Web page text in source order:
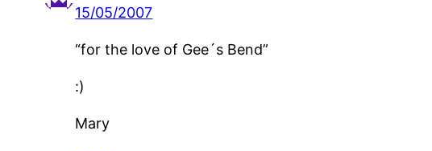
15/05/2007
“for the love of Gee´s Bend”
:)
Mary